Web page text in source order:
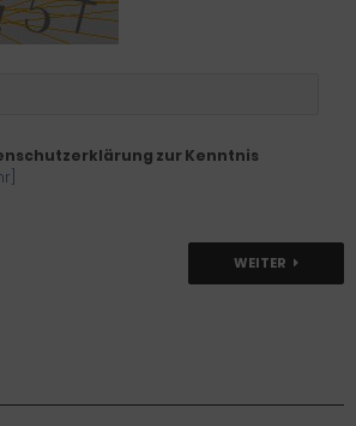
zur Kenntnis
WEITER